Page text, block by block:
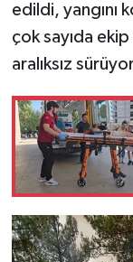
edildi, yangını
çok sayıda
aralıksız